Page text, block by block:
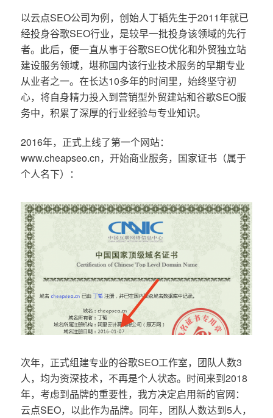
以云点SEO公司为例，创始人丁韬先生于2011年就已
经投身谷歌SEO行业，是较早一批投身该领域的先行
者。此后，便一直从事于谷歌SEO优化和外贸独立站
建设服务领域，堪称国内该行业技术服务的早期专业
从业者之一。在长达10多年的时间里，始终坚守初
心，将自身精力投入到营销型外贸建站和谷歌SEO服
务中，积累了深厚的行业经验与专业知识。
2016年，正式上线了第一个网站：
www.cheapseo.cn，开始商业服务，国家证书（属于
个人名下）：
次年，正式组建专业的谷歌SEO工作室，团队人数3
人，均为资深技术，不再是个人状态。时间来到2018
年，考虑到品牌的重要性，我方决定启用新的官网：
云点SEO，以此作为品牌。同年，团队人数达到5人，